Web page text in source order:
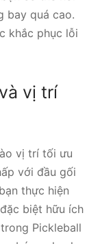
bay quá cao.
khắc phục lỗi
vị trí
vị trí tối ưu
với đầu gối
thực hiện
biệt hữu ích
Pickleball